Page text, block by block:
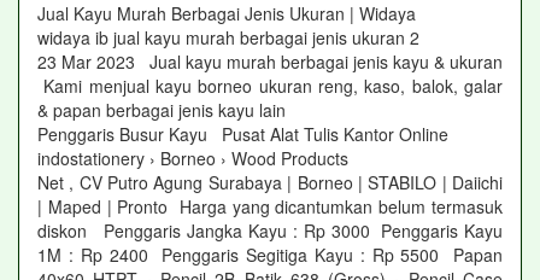
Jual Kayu Murah Berbagai Jenis Ukuran | Widaya
widaya ib jual kayu murah berbagai jenis ukuran 2
23 Mar 2023 Jual kayu murah berbagai jenis kayu & ukuran
Kami menjual kayu borneo ukuran reng, kaso, balok, galar
& papan berbagai jenis kayu lain
Penggaris Busur Kayu Pusat Alat Tulis Kantor Online
indostationery › Borneo › Wood Products
Net , CV Putro Agung Surabaya | Borneo | STABILO | Daiichi
| Maped | Pronto Harga yang dicantumkan belum termasuk
diskon Penggaris Jangka Kayu : Rp 3000 Penggaris Kayu
1M : Rp 2400 Penggaris Segitiga Kayu : Rp 5500 Papan